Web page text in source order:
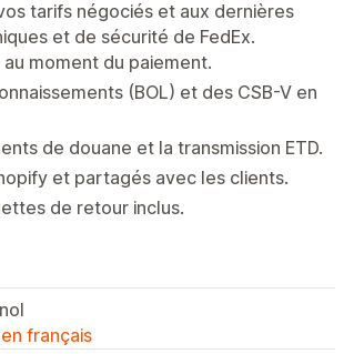
tarifs négociés et aux dernières
et de sécurité de FedEx.
moment du paiement.
(BOL) et des CSB-V en
de douane et la transmission ETD.
et partagés avec les clients.
de retour inclus.
français